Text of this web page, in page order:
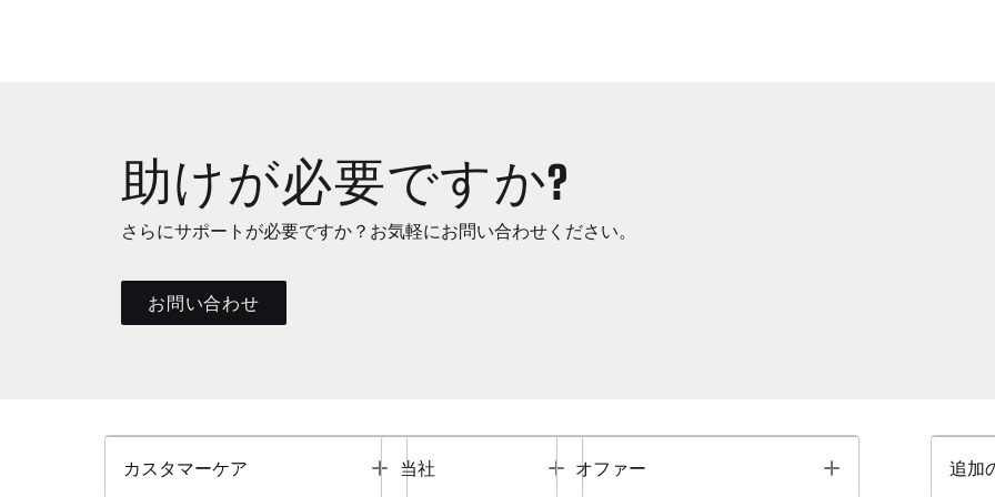
助けが必要ですか?
さらにサポートが必要ですか？お気軽にお問い合わせください。
お問い合わせ
カスタマーケア Toggle
当社 Toggle
オファー Toggle 追加